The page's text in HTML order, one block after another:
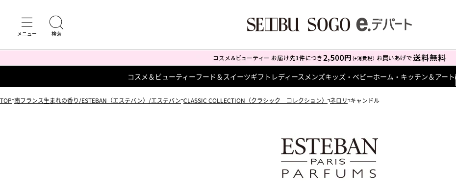
コスメ＆ビューティーフード＆スイーツギフト レディース メンズキッズ・ベビーホーム・キッチン＆アート
TOP 南フランス生まれの香り/ESTEBAN（エステバン）/エステバン CLASSIC COLLECTION（クラシック コレクション） ネロリ キャンドル